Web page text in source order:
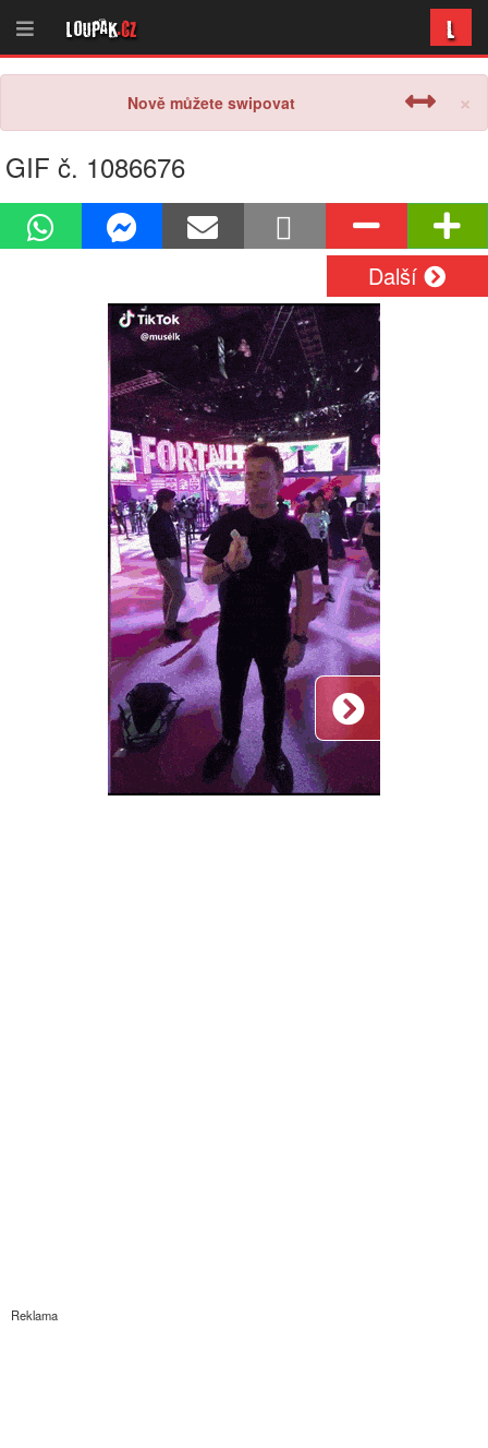
Loupak.cz L
×
Nově můžete swipovat
GIF č. 1086676
Další
Reklama